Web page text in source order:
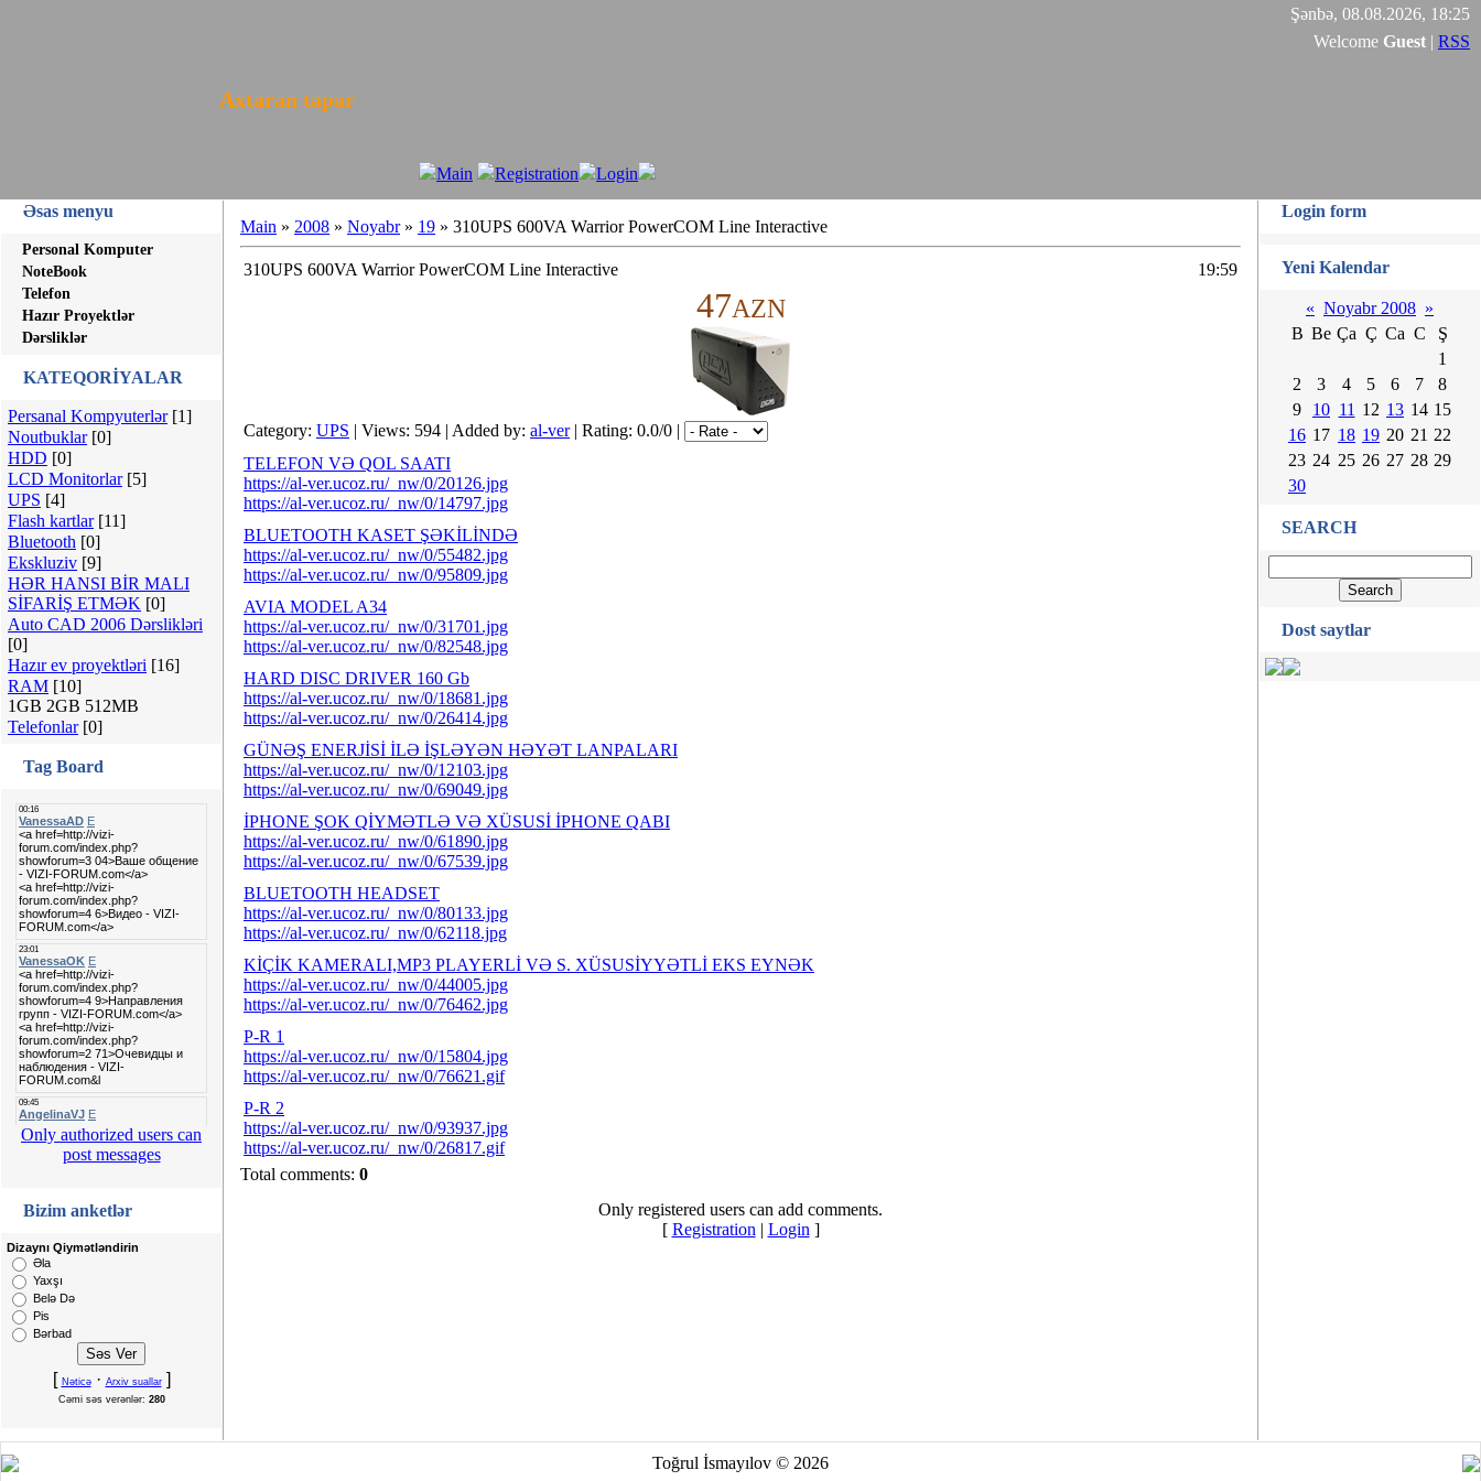
Axtaran tapar
Şənbə, 08.08.2026, 18:25
Welcome Guest | RSS
Main Registration
Login
Əsas menyu
Personal Komputer
NoteBook
Telefon
Hazır Proyektlər
Dərsliklər
KATEQORİYALAR
Persanal Kompyuterlər [1]
Noutbuklar [0]
HDD [0]
LCD Monitorlar [5]
UPS [4]
Flash kartlar [11]
Bluetooth [0]
Ekskluziv [9]
HƏR HANSI BİR MALI
SİFARİŞ ETMƏK [0]
Auto CAD 2006 Dərslikləri
[0]
Hazır ev proyektləri [16]
RAM [10]
1GB 2GB 512MB
Telefonlar [0]
Tag Board
Only authorized users can
post messages
Bizim anketlər
Dizaynı Qiymətləndirin
Əla
Yaxşı
Belə Də
Pis
Bərbad
[ Nəticə· Arxiv suallar]
Cəmi səs verənlər: 280
Main » 2008 » Noyabr » 19 » 310UPS 600VA Warrior PowerCOM Line Interactive
310UPS 600VA Warrior PowerCOM Line Interactive 19:59
47AZN
Category: UPS | Views: 594 | Added by: al-ver| Rating: 0.0/0 |
TELEFON VƏ QOL SAATI
https://al-ver.ucoz.ru/_nw/0/20126.jpg
https://al-ver.ucoz.ru/_nw/0/14797.jpg
BLUETOOTH KASET ŞƏKİLİNDƏ
https://al-ver.ucoz.ru/_nw/0/55482.jpg
https://al-ver.ucoz.ru/_nw/0/95809.jpg
AVIA MODEL A34
https://al-ver.ucoz.ru/_nw/0/31701.jpg
https://al-ver.ucoz.ru/_nw/0/82548.jpg
HARD DISC DRIVER 160 Gb
https://al-ver.ucoz.ru/_nw/0/18681.jpg
https://al-ver.ucoz.ru/_nw/0/26414.jpg
GÜNƏŞ ENERJİSİ İLƏ İŞLƏYƏN HƏYƏT LANPALARI
https://al-ver.ucoz.ru/_nw/0/12103.jpg
https://al-ver.ucoz.ru/_nw/0/69049.jpg
İPHONE ŞOK QİYMƏTLƏ VƏ XÜSUSİ İPHONE QABI
https://al-ver.ucoz.ru/_nw/0/61890.jpg
https://al-ver.ucoz.ru/_nw/0/67539.jpg
BLUETOOTH HEADSET
https://al-ver.ucoz.ru/_nw/0/80133.jpg
https://al-ver.ucoz.ru/_nw/0/62118.jpg
KİÇİK KAMERALI,MP3 PLAYERLİ VƏ S. XÜSUSİYYƏTLİ EKS EYNƏK
https://al-ver.ucoz.ru/_nw/0/44005.jpg
https://al-ver.ucoz.ru/_nw/0/76462.jpg
P-R 1
https://al-ver.ucoz.ru/_nw/0/15804.jpg
https://al-ver.ucoz.ru/_nw/0/76621.gif
P-R 2
https://al-ver.ucoz.ru/_nw/0/93937.jpg
https://al-ver.ucoz.ru/_nw/0/26817.gif
Total comments: 0
Only registered users can add comments.
[ Registration | Login ]
Login form
Yeni Kalendar
« Noyabr 2008 »
B Be Ça Ç Ca C
Ş
1
2
3 4 5 6 7
8
9
10 11 12 13 14 15
16 17 18 19 20 21 22
23 24 25 26 27 28 29
30
SEARCH
Dost saytlar
Toğrul İsmayılov © 2026